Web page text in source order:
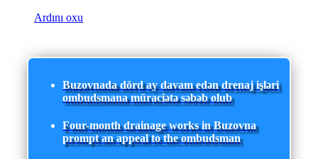
Ardını oxu
Buzovnada dörd ay davam edən drenaj işləri
ombudsmana müraciətə səbəb olub
Four-month drainage works in Buzovna
prompt an appeal to the ombudsman